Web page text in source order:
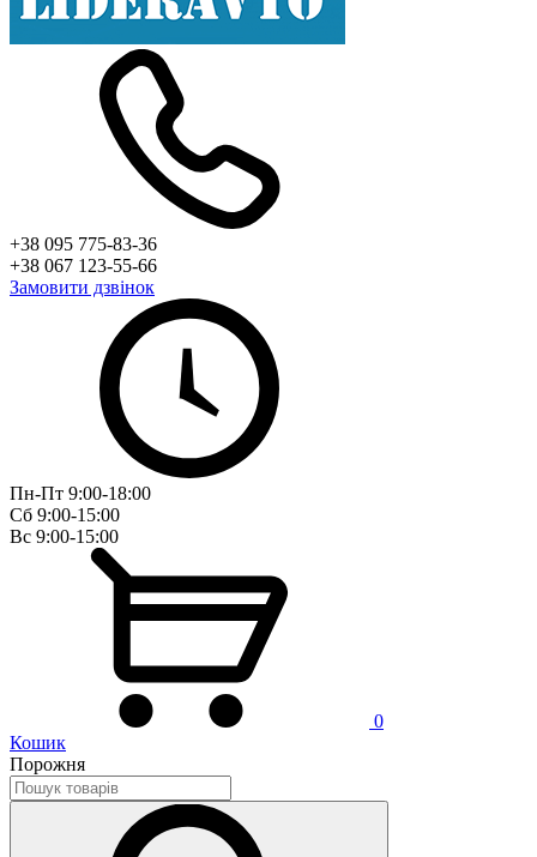
+38 095 775-83-36
+38 067 123-55-66
Замовити дзвінок
Пн-Пт 9:00-18:00
Сб 9:00-15:00
Вс 9:00-15:00
0
Кошик
Порожня